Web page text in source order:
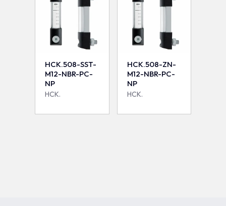
HCK.508-SST-
M12-NBR-PC-
NP
HCK.
HCK.508-ZN-
M12-NBR-PC-
NP
HCK.